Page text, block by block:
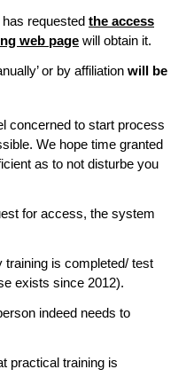
requested the access
web page will obtain it.
or by affiliation will be
concerned to start process
We hope time granted
as to not disturbe you
for access, the system
is completed/ test
exists since 2012).
indeed needs to
practical training is